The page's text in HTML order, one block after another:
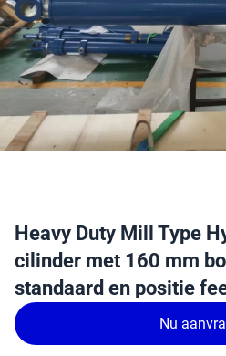
Heavy Duty Mill Type
cilinder met 160 mm
standaard en positie
Nu